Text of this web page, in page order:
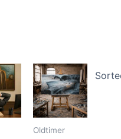
Oldtimer